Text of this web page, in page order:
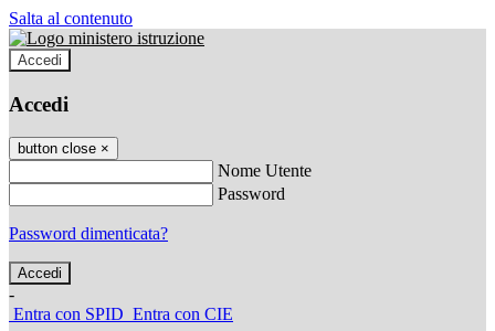
Salta al contenuto
Accedi
Accedi
button close ×
Nome Utente
Password
Password dimenticata?
-
Entra con SPID Entra con CIE